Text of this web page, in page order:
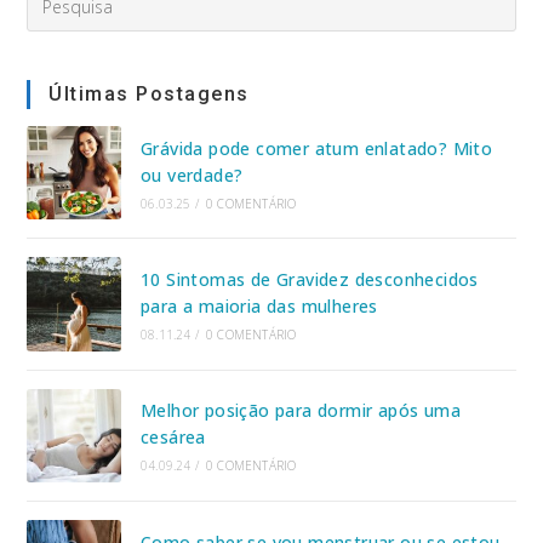
this
Últimas Postagens
Grávida pode comer atum enlatado? Mito
ou verdade?
06.03.25 / 0 COMENTÁRIO
10 Sintomas de Gravidez desconhecidos
para a maioria das mulheres
08.11.24 / 0 COMENTÁRIO
Melhor posição para dormir após uma
cesárea
04.09.24 / 0 COMENTÁRIO